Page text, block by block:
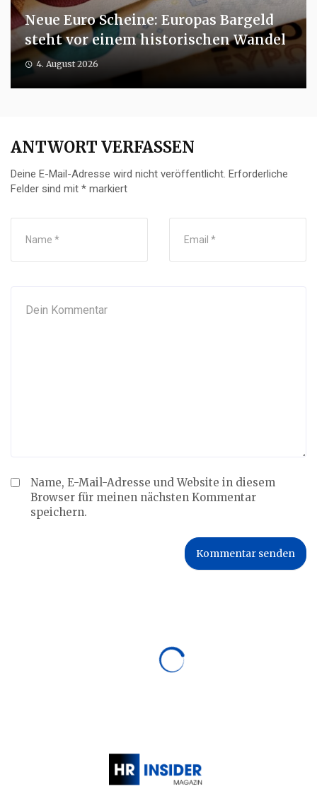
Neue Euro Scheine: Europas Bargeld
steht vor einem historischen Wandel
4. August 2026
ANTWORT VERFASSEN
Deine E-Mail-Adresse wird nicht veröffentlicht. Erforderliche
Felder sind mit * markiert
Name, E-Mail-Adresse und Website in diesem
Browser für meinen nächsten Kommentar
speichern.